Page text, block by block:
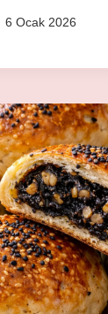
6 Ocak 2026